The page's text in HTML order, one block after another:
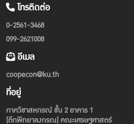
โทรติดต่อ
0-2561-3468
099-2621008
อีเมล
coopecon@ku.th
ที่อยู่
ภาควิชาสหกรณ์ ชั้น 2 อาคาร 1
(ตึกพิทยาลงกรณ) คณะเศรษฐศาสตร์